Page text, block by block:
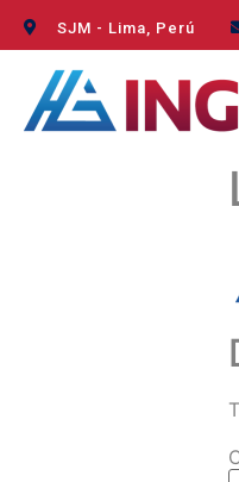
SJM - Lima, Perú